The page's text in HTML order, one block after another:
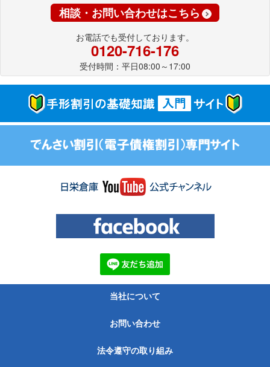
相談・お問い合わせはこちら
お電話でも受付しております。
0120-716-176
受付時間：平日08:00～17:00
当社について
お問い合わせ
法令遵守の取り組み